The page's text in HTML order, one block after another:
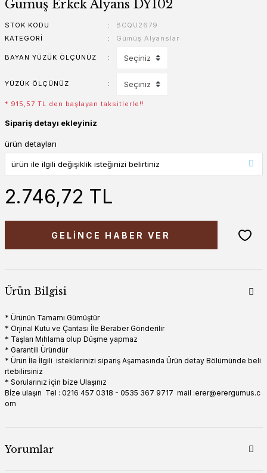
Gümüş Erkek Alyans DY102
STOK KODU
BCQU2679
KATEGORI
Gümüş Alyanslar
BAYAN YÜZÜK ÖLÇÜNÜZ
YÜZÜK ÖLÇÜNÜZ
* 915,57 TL den başlayan taksitlerle!!
Sipariş detayı ekleyiniz
ürün detayları
2.746,72 TL
GELİNCE HABER VER
Ürün Bilgisi
* Ürünün Tamamı Gümüştür
* Orjinal Kutu ve Çantası İle Beraber Gönderilir
* Taşları Mıhlama olup Düşme yapmaz
* Garantili Üründür
* Ürün İle İlgili isteklerinizi sipariş Aşamasında Ürün detay Bölümünde beli
rtebilirsiniz
* Sorularınız için bize Ulaşınız
Bİze ulaşın Tel : 0216 457 0318 - 0535 367 9717 mail :erer@erergumus.c
om
Yorumlar